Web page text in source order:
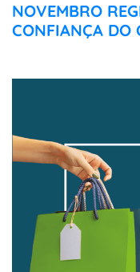
NOVEMBRO
CONFIANÇA DO